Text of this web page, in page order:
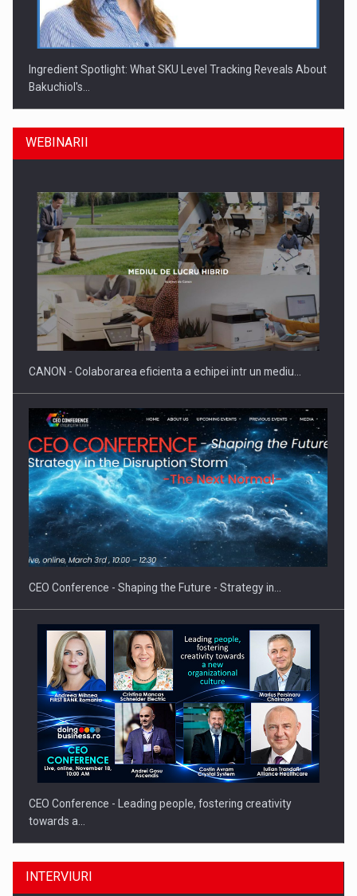
Ingredient Spotlight: What SKU Level Tracking Reveals About
Bakuchiol's…
Producatorii si comerciantii care nu se supun noilor
reglementari…
Proteinmaxxing and the Future of Protein Demand
WEBINARII
CANON - Colaborarea eficienta a echipei intr un mediu…
CEO Conference - Shaping the Future - Strategy in…
CEO Conference - Leading people, fostering creativity
towards a…
INTERVIURI